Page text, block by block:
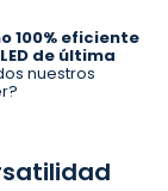
100% eficiente
de última
nuestros